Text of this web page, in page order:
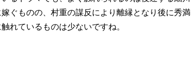
ぐものの、村重の謀反により離縁となり後に秀満
れているものは少ないですね。